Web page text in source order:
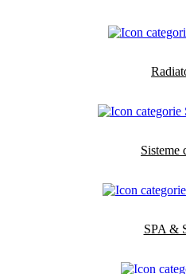
Sisteme
SPA &